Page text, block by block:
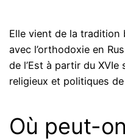
Elle vient de la tradition
avec l’orthodoxie en
de l’Est à partir du
religieux et politiques de
Où peut-